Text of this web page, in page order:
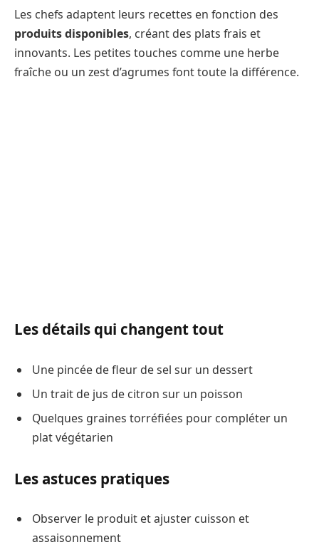
Les chefs adaptent leurs recettes en fonction des
produits disponibles, créant des plats frais et
innovants. Les petites touches comme une herbe
fraîche ou un zest d’agrumes font toute la différence.
Les détails qui changent tout
Une pincée de fleur de sel sur un dessert
Un trait de jus de citron sur un poisson
Quelques graines torréfiées pour compléter un
plat végétarien
Les astuces pratiques
Observer le produit et ajuster cuisson et
assaisonnement